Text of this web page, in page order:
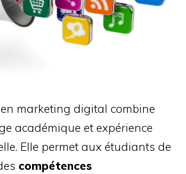
en marketing digital combine
académique et expérience
Elle permet aux étudiants de
compétences